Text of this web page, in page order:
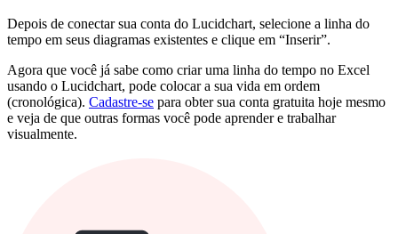
Depois de conectar sua conta do Lucidchart, selecione a linha do
tempo em seus diagramas existentes e clique em “Inserir”.
Agora que você já sabe como criar uma linha do tempo no Excel
usando o Lucidchart, pode colocar a sua vida em ordem
(cronológica). Cadastre-se para obter sua conta gratuita hoje mesmo
e veja de que outras formas você pode aprender e trabalhar
visualmente.